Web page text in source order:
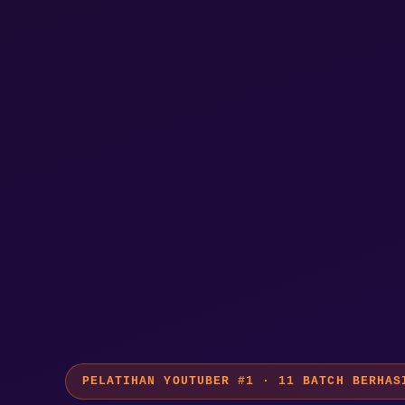
PELATIHAN YOUTUBER #1 · 11 BATCH